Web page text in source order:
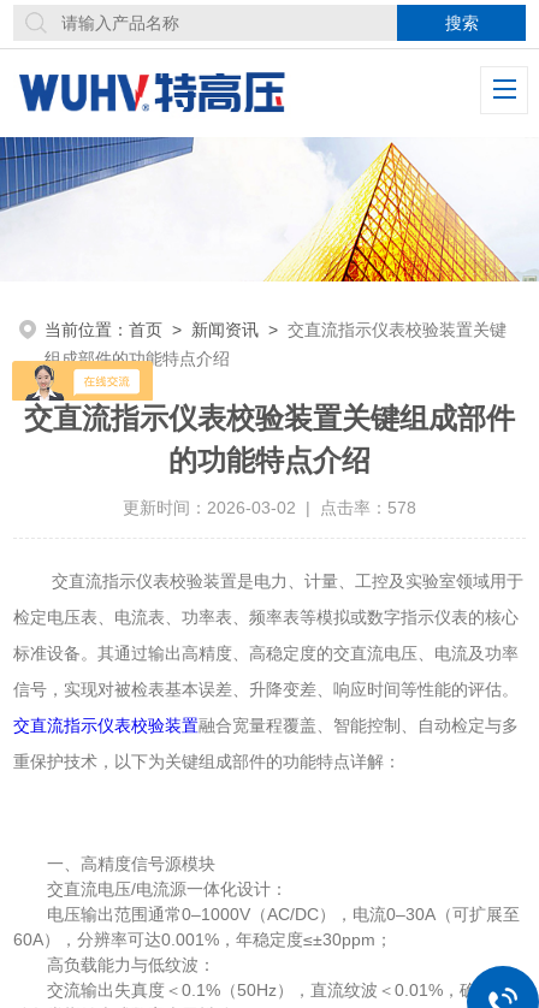
当前位置：首页 > 新闻资讯 >交直流指示仪表校验装置关键
组成部件的功能特点介绍
交直流指示仪表校验装置关键组成部件
的功能特点介绍
更新时间：2026-03-02 | 点击率：578
交直流指示仪表校验装置是电力、计量、工控及实验室领域用于
检定电压表、电流表、功率表、频率表等模拟或数字指示仪表的核心
标准设备。其通过输出高精度、高稳定度的交直流电压、电流及功率
信号，实现对被检表基本误差、升降变差、响应时间等性能的评估。
交直流指示仪表校验装置融合宽量程覆盖、智能控制、自动检定与多
重保护技术，以下为关键组成部件的功能特点详解：
一、高精度信号源模块
交直流电压/电流源一体化设计：
电压输出范围通常0–1000V（AC/DC），电流0–30A（可扩展至
60A），分辨率可达0.001%，年稳定度≤±30ppm；
高负载能力与低纹波：
交流输出失真度＜0.1%（50Hz），直流纹波＜0.01%，确保驱